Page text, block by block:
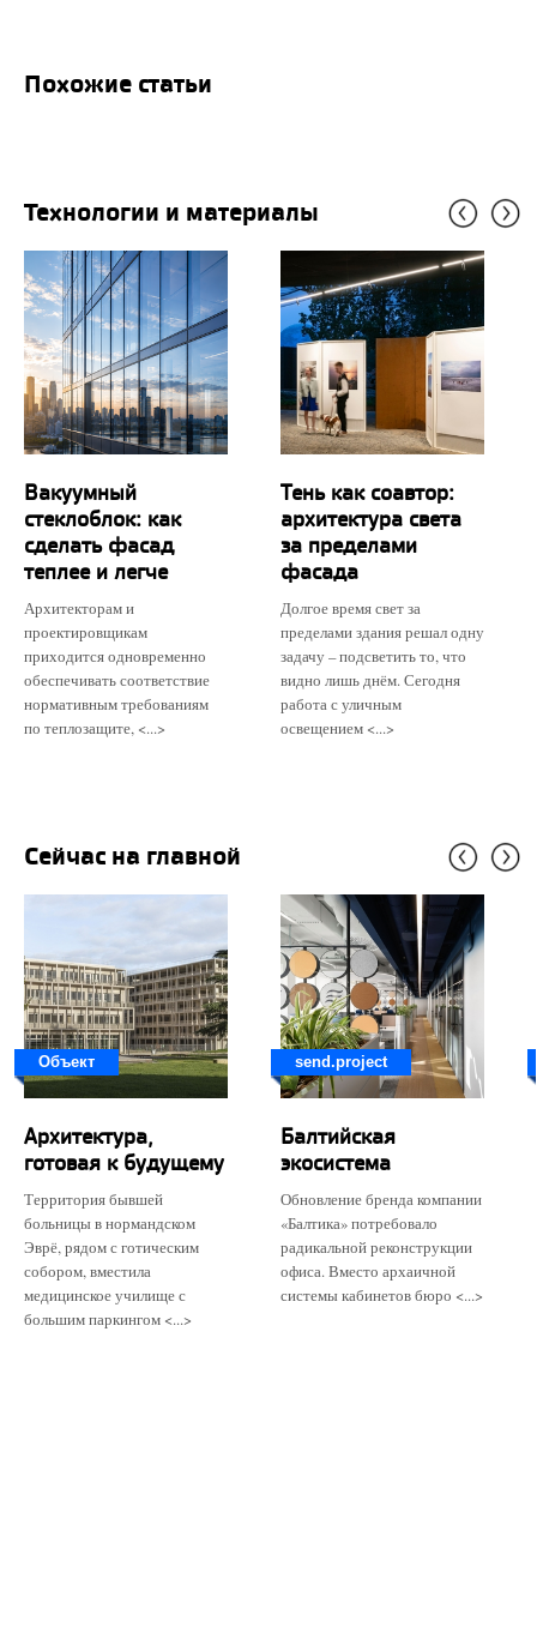
Похожие статьи
Технологии и материалы
Вакуумный
стеклоблок: как
сделать фасад
теплее и легче
Архитекторам и
проектировщикам
приходится одновременно
обеспечивать соответствие
нормативным требованиям
по теплозащите, <...>
Тень как соавтор:
архитектура света
за пределами
фасада
Долгое время свет за
пределами здания решал одну
задачу – подсветить то, что
видно лишь днём. Сегодня
работа с уличным
освещением <...>
Сейчас на главной
Объект
Архитектура,
готовая к будущему
Территория бывшей
больницы в нормандском
Эврё, рядом с готическим
собором, вместила
медицинское училище с
большим паркингом <...>
send.project
Балтийская
экосистема
Обновление бренда компании
«Балтика» потребовало
радикальной реконструкции
офиса. Вместо архаичной
системы кабинетов бюро <...>